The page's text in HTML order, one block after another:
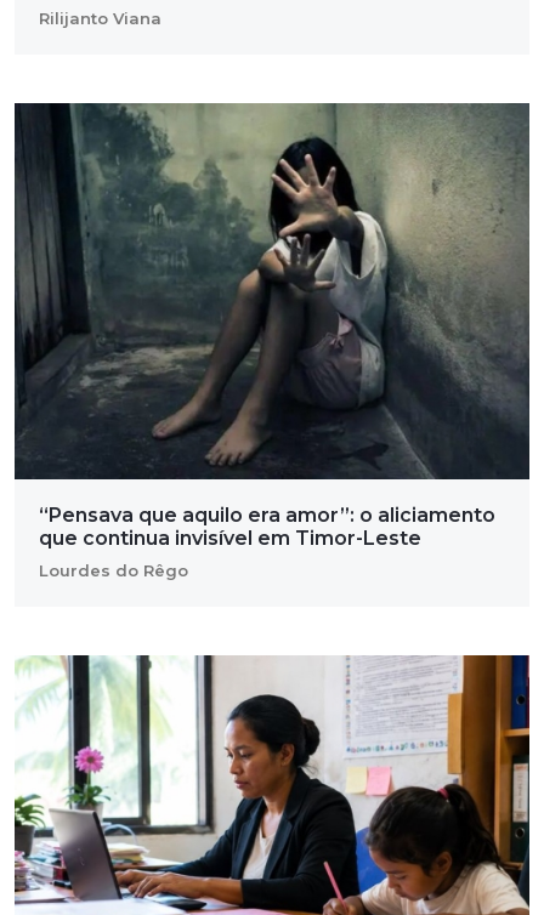
Rilijanto Viana
“Pensava que aquilo era amor”: o aliciamento
que continua invisível em Timor-Leste
Lourdes do Rêgo